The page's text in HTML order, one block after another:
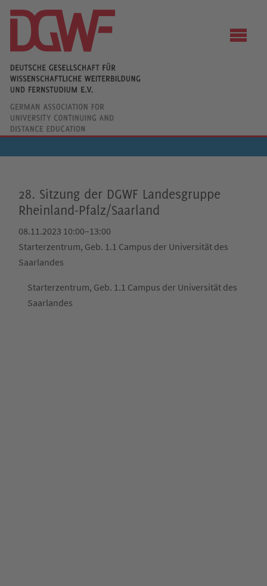
28. Sitzung der DGWF Landesgruppe
Rheinland-Pfalz/Saarland
08.11.2023 10:00–13:00
Starterzentrum, Geb. 1.1 Campus der Universität des
Saarlandes
Starterzentrum, Geb. 1.1 Campus der Universität des
Saarlandes